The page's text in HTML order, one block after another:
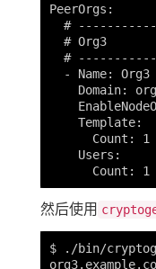
PeerOrgs:
#
  # Org3
#
  - Name: Org3
Domain:
    Template:
      Count: 1
    Users:
然后使用
$ ./bin/